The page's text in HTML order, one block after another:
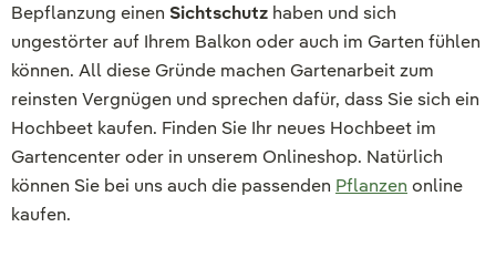
Bepflanzung einen Sichtschutz haben und sich
ungestörter auf Ihrem Balkon oder auch im Garten fühlen
können. All diese Gründe machen Gartenarbeit zum
reinsten Vergnügen und sprechen dafür, dass Sie sich ein
Hochbeet kaufen. Finden Sie Ihr neues Hochbeet im
Gartencenter oder in unserem Onlineshop. Natürlich
können Sie bei uns auch die passenden Pflanzen online
kaufen.